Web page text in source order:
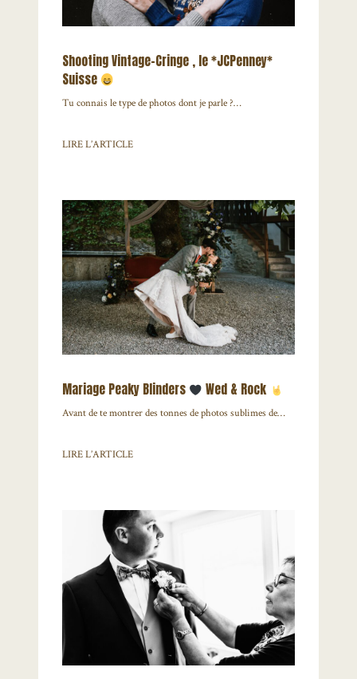
Shooting Vintage-Cringe , le *JCPenney*
Suisse
Tu connais le type de photos dont je parle ?…
LIRE L’ARTICLE
Mariage Peaky Blinders Wed & Rock
Avant de te montrer des tonnes de photos sublimes de…
LIRE L’ARTICLE